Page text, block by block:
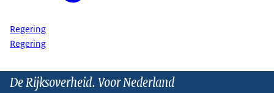
Regering
Regering
De Rijksoverheid. Voor Nederland